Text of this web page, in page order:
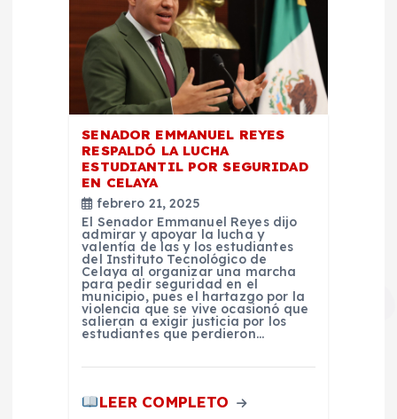
SENADOR EMMANUEL REYES
RESPALDÓ LA LUCHA
ESTUDIANTIL POR SEGURIDAD
EN CELAYA
febrero 21, 2025
El Senador Emmanuel Reyes dijo
admirar y apoyar la lucha y
valentía de las y los estudiantes
del Instituto Tecnológico de
Celaya al organizar una marcha
para pedir seguridad en el
municipio, pues el hartazgo por la
violencia que se vive ocasionó que
salieran a exigir justicia por los
estudiantes que perdieron…
LEER COMPLETO